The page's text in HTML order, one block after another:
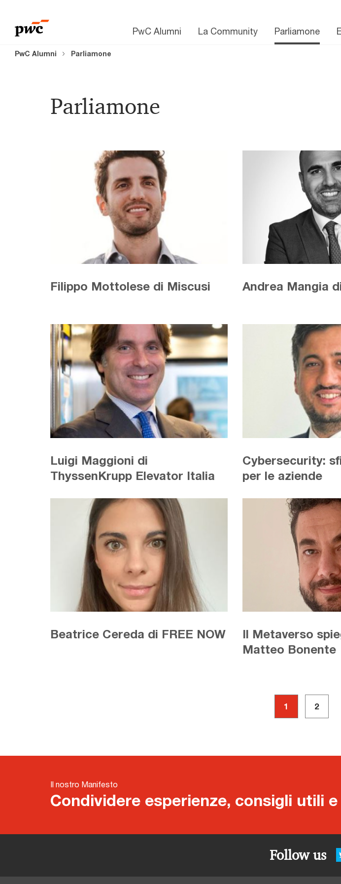
PwC Alumni La Community Parliamone
PwC Alumni Parliamone
Parliamone
Filippo Mottolese di Miscusi Andrea Mangia
Luigi Maggioni di
ThyssenKrupp Elevator Italia
Cybersecurity:
per le aziende
Beatrice Cereda di FREE NOW
Il Metaverso
Matteo Bonente
1 2
Il nostro Manifesto
Condividere esperienze, consigli utili
Follow us